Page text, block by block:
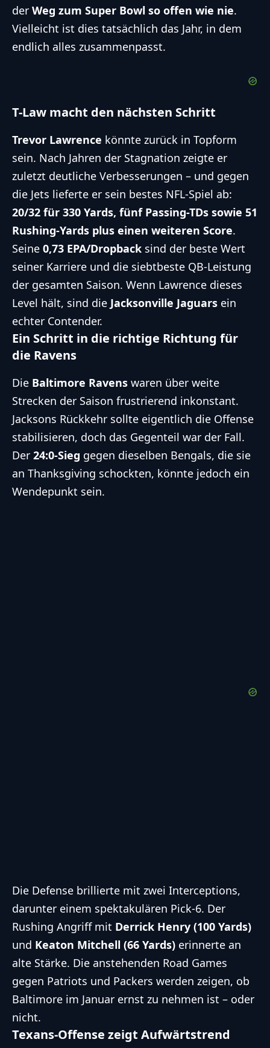
der Weg zum Super Bowl so offen wie nie.
Vielleicht ist dies tatsächlich das Jahr, in dem
endlich alles zusammenpasst.
T-Law macht den nächsten Schritt
Trevor Lawrence könnte zurück in Topform
sein. Nach Jahren der Stagnation zeigte er
zuletzt deutliche Verbesserungen – und gegen
die Jets lieferte er sein bestes NFL-Spiel ab:
20/32 für 330 Yards, fünf Passing-TDs sowie 51
Rushing-Yards plus einen weiteren Score.
Seine 0,73 EPA/Dropback sind der beste Wert
seiner Karriere und die siebtbeste QB-Leistung
der gesamten Saison. Wenn Lawrence dieses
Level hält, sind die Jacksonville Jaguars ein
echter Contender.
Ein Schritt in die richtige Richtung für
die Ravens
Die Baltimore Ravens waren über weite
Strecken der Saison frustrierend inkonstant.
Jacksons Rückkehr sollte eigentlich die Offense
stabilisieren, doch das Gegenteil war der Fall.
Der 24:0-Sieg gegen dieselben Bengals, die sie
an Thanksgiving schockten, könnte jedoch ein
Wendepunkt sein.
Die Defense brillierte mit zwei Interceptions,
darunter einem spektakulären Pick-6. Der
Rushing Angriff mit Derrick Henry (100 Yards)
und Keaton Mitchell (66 Yards) erinnerte an
alte Stärke. Die anstehenden Road Games
gegen Patriots und Packers werden zeigen, ob
Baltimore im Januar ernst zu nehmen ist – oder
nicht.
Texans-Offense zeigt Aufwärtstrend